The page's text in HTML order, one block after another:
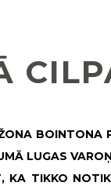
BOINTONA
LUGAS
KA TIKKO